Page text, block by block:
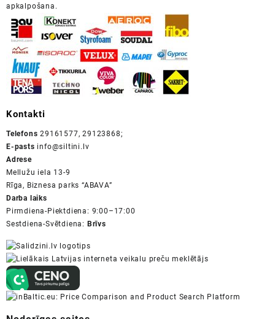
apkalpošana.
Kontakti
Telefons 29161577, 29123868;
E-pasts info@siltini.lv
Adrese
Mellužu iela 13-9
Rīga, Biznesa parks “ABAVA”
Darba laiks
Pirmdiena-Piektdiena: 9:00–17:00
Sestdiena-Svētdiena: Brīvs